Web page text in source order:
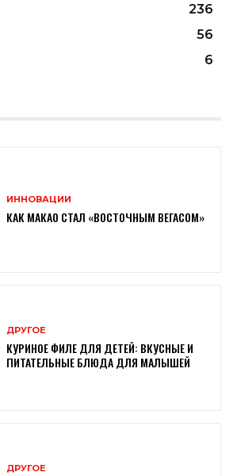
236
56
6
ИННОВАЦИИ
КАК МАКАО СТАЛ «ВОСТОЧНЫМ ВЕГАСОМ»
ДРУГОЕ
КУРИНОЕ ФИЛЕ ДЛЯ ДЕТЕЙ: ВКУСНЫЕ И
ПИТАТЕЛЬНЫЕ БЛЮДА ДЛЯ МАЛЫШЕЙ
ДРУГОЕ